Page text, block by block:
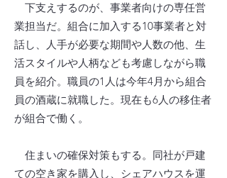
下支えするのが、事業者向けの専任営
業担当だ。組合に加入する10事業者と対
話し、人手が必要な期間や人数の他、生
活スタイルや人柄なども考慮しながら職
員を紹介。職員の1人は今年4月から組合
員の酒蔵に就職した。現在も6人の移住者
が組合で働く。
住まいの確保対策もする。同社が戸建
ての空き家を購入し、シェアハウスを運